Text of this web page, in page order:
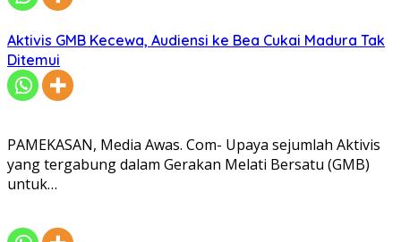
Aktivis GMB Kecewa, Audiensi ke Bea Cukai Madura Tak
Ditemui
PAMEKASAN, Media Awas. Com- Upaya sejumlah Aktivis
yang tergabung dalam Gerakan Melati Bersatu (GMB)
untuk…